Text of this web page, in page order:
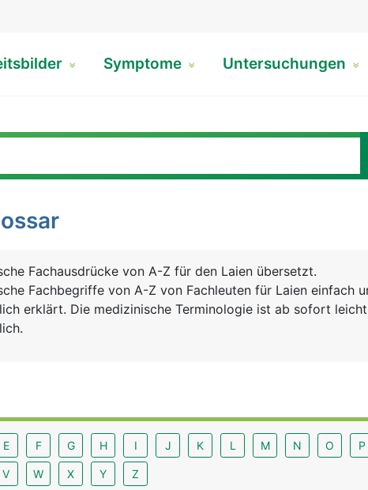
Symptome Untersuchungen
Fachausdrücke von A-Z für den Laien übersetzt.
Fachbegriffe von A-Z von Fachleuten für Laien einfach
erklärt. Die medizinische Terminologie ist ab sofort leicht
E F G H I J K L M N O P
V W X Y Z